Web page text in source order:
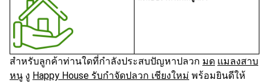
สำหรับลูกค้าท่านใดที่กำลังประสบปัญหาปลวก มด เเมลงสาบ
หนู งู Happy House รับกำจัดปลวก เชียงใหม่ พร้อมยินดีให้